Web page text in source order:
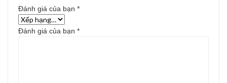
Đánh giá của bạn *
Đánh giá của bạn *